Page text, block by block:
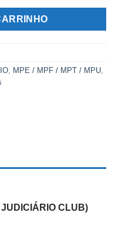
, MPE / MPF / MPT / MPU,
CLUB)